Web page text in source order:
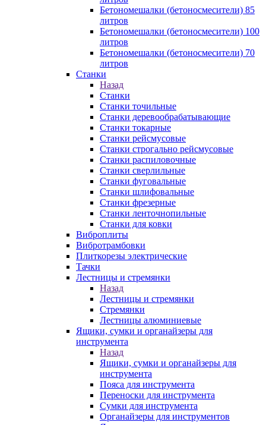
Бетономешалки (бетоносмесители) 85
литров
Бетономешалки (бетоносмесители) 100
литров
Бетономешалки (бетоносмесители) 70
литров
Станки
Назад
Станки
Станки точильные
Станки деревообрабатывающие
Станки токарные
Станки рейсмусовые
Станки строгально рейсмусовые
Станки распиловочные
Станки сверлильные
Станки фуговальные
Станки шлифовальные
Станки фрезерные
Станки ленточнопильные
Станки для ковки
Виброплиты
Вибротрамбовки
Плиткорезы электрические
Тачки
Лестницы и стремянки
Назад
Лестницы и стремянки
Стремянки
Лестницы алюминиевые
Ящики, сумки и органайзеры для
инструмента
Назад
Ящики, сумки и органайзеры для
инструмента
Пояса для инструмента
Переноски для инструмента
Сумки для инструмента
Органайзеры для инструментов